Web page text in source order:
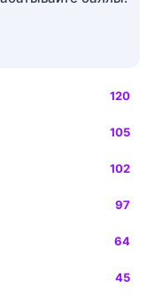
120
105
102
97
64
45